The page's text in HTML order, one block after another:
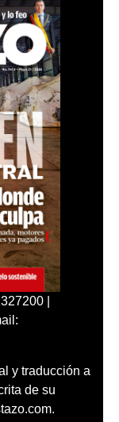
|
y traducción a
de su